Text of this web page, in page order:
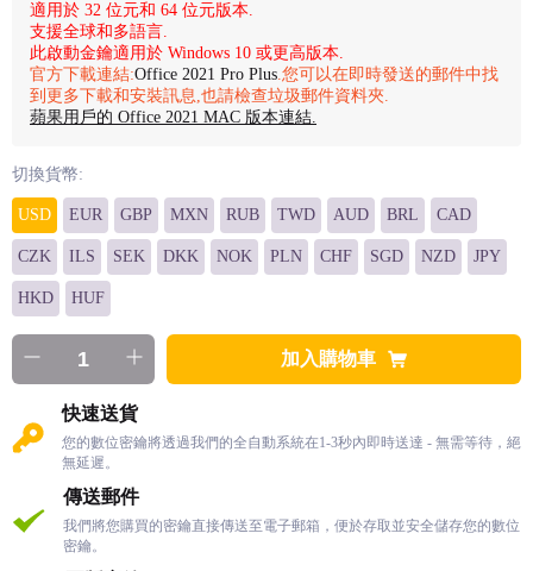
適用於 32 位元和 64 位元版本.
支援全球和多語言.
此啟動金鑰適用於 Windows 10 或更高版本.
官方下載連結:Office 2021 Pro Plus.您可以在即時發送的郵件中找
到更多下載和安裝訊息,也請檢查垃圾郵件資料夾.
蘋果用戶的 Office 2021 MAC 版本連結.
切換貨幣:
USD EUR GBP MXN RUB TWD AUD BRL CAD
CZK ILS SEK DKK NOK PLN CHF SGD NZD JPY
HKD HUF
加入購物車
快速送貨
您的數位密鑰將透過我們的全自動系統在1-3秒內即時送達 - 無需等待，絕
無延遲。
傳送郵件
我們將您購買的密鑰直接傳送至電子郵箱，便於存取並安全儲存您的數位
密鑰。